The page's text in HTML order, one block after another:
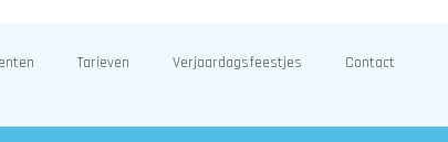
Tarieven Verjaardagsfeestjes Contact